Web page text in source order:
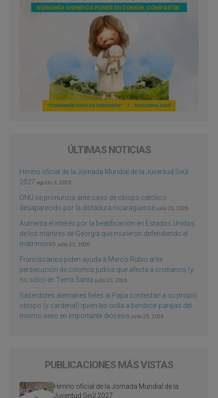
ÚLTIMAS NOTICIAS
Himno oficial de la Jornada Mundial de la Juventud Seúl
2027 agosto 3, 2026
ONU se pronuncia ante caso de obispo católico
desaparecido por la dictadura nicaragüense julio 25, 2026
Aumenta el interés por la beatificación en Estados Unidos
de los mártires de Georgia que murieron defendiendo el
matrimonio julio 25, 2026
Franciscanos piden ayuda a Marco Rubio ante
persecución de colonos judíos que afecta a cristianos (y
no sólo) en Tierra Santa julio 25, 2026
Sacerdotes alemanes fieles al Papa contestan a su propio
obispo (y cardenal) quien les orilla a bendecir parejas del
mismo sexo en importante diócesis julio 25, 2026
PUBLICACIONES MÁS VISTAS
Himno oficial de la Jornada Mundial de la
Juventud Seúl 2027